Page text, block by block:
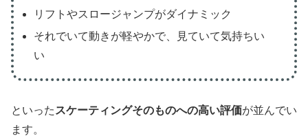
リフトやスロージャンプがダイナミック
それでいて動きが軽やかで、見ていて気持ちい
い
といった スケーティングそのものへの高い評価が並んでい
ます。